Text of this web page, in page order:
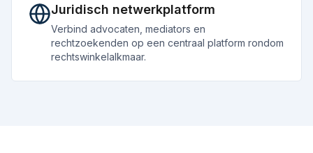
Juridisch netwerkplatform
Verbind advocaten, mediators en
rechtzoekenden op een centraal platform rondom
rechtswinkelalkmaar.